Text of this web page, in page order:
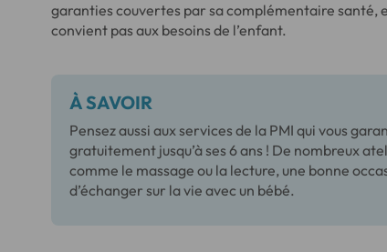
garanties couvertes par sa complémentaire santé,
convient pas aux besoins de l’enfant.
À SAVOIR
Pensez aussi aux services de la PMI qui vous
gratuitement jusqu’à ses 6 ans ! De nombreux
comme le massage ou la lecture, une bonne
d’échanger sur la vie avec un bébé.